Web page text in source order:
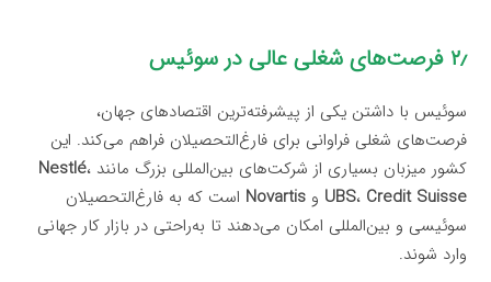
۲٫ فرصت‌های شغلی عالی در سوئیس
سوئیس با داشتن یکی از پیشرفته‌ترین اقتصادهای جهان،
فرصت‌های شغلی فراوانی برای فارغ‌التحصیلان فراهم می‌کند. این
کشور میزبان بسیاری از شرکت‌های بین‌المللی بزرگ مانندNestlé،
UBS، Credit Suisse وNovartis است که به فارغ‌التحصیلان
سوئیسی و بین‌المللی امکان می‌دهند تا به‌راحتی در بازار کار جهانی
وارد شوند.